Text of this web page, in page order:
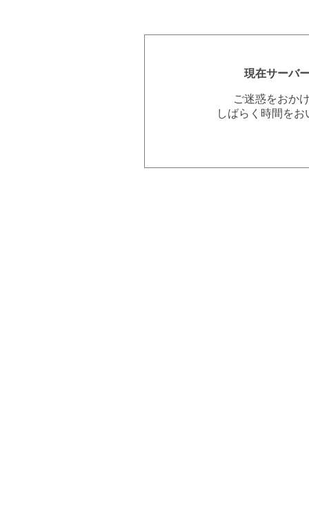
現在サーバ
ご迷惑をおか
しばらく時間を